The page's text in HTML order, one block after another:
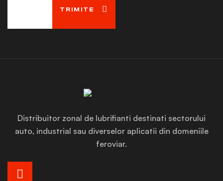
TRIMITE
Distribuitor zonal de lubrifianti destinati sectorului
auto, industrial sau diverselor aplicatii din domeniile
feroviar.